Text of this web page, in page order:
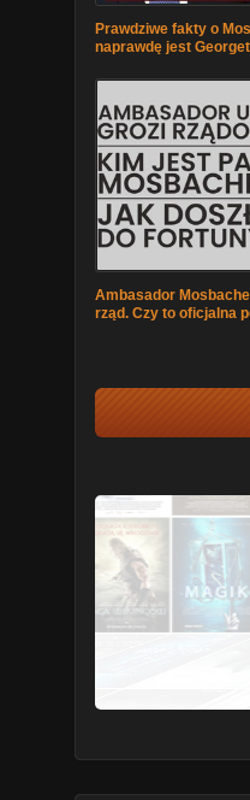
Prawdziwe fakty o
naprawdę jest
Ambasador
rząd. Czy to oficjalna